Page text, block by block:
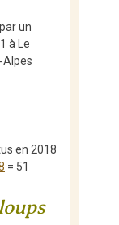
un
à Le
Alpes
en 2018
= 51